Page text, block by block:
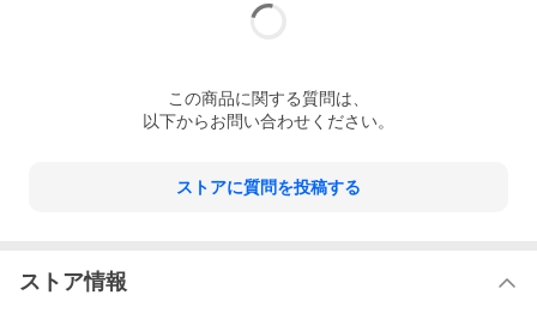
この商品に関する質問は、
以下からお問い合わせください。
ストアに質問を投稿する
ストア情報